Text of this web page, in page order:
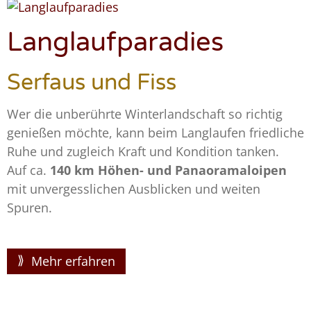
Langlaufparadies
Serfaus und Fiss
Wer die unberührte Winterlandschaft so richtig
genießen möchte, kann beim Langlaufen friedliche
Ruhe und zugleich Kraft und Kondition tanken.
Auf ca. 140 km Höhen- und Panaoramaloipen
mit unvergesslichen Ausblicken und weiten
Spuren.
Mehr erfahren